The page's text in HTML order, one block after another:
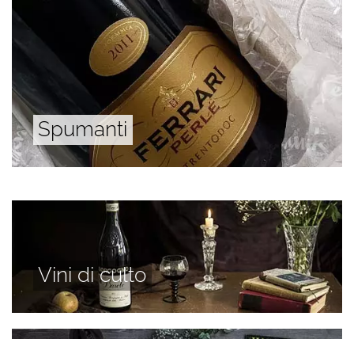
Spumanti
Vini di culto